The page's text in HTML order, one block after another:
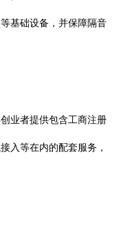
基础设备，并保障隔音
业者提供包含工商注册
入等在内的配套服务，